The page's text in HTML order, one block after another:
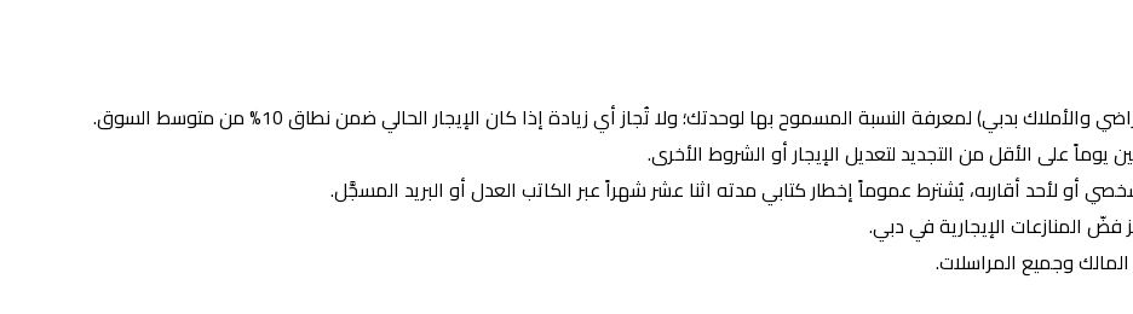
بدبي) لمعرفة النسبة المسموح بها لوحدتك؛ ولا تُجاز أي زيادة إذا كان الإيجار الحالي ضمن نطاق 10% من متوسط السوق.
على الأقل من التجديد لتعديل الإيجار أو الشروط الأخرى.
أو لأحد أقاربه، يُشترط عموماً إخطار كتابي مدته اثنا عشر شهراً عبر الكاتب العدل أو البريد المسجَّل.
المنازعات الإيجارية في دبي.
وجميع المراسلات.